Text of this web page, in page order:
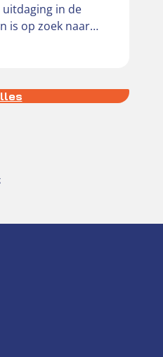
uitdaging in de
is op zoek naar